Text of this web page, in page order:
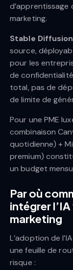
d’apprentissage
marketing.
Stable
source,
pour les
de
total, pas de
de limite de
Pour une PME
combinaison
quotidienne) +
premium)
un budget
Par où
intégrer
marketing
L’adoption de
une feuille de
risque :